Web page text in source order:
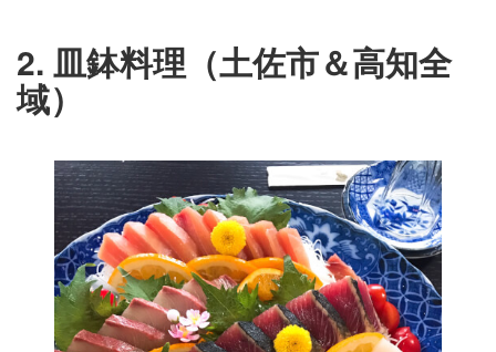
2. 皿鉢料理（土佐市＆高知全
域）